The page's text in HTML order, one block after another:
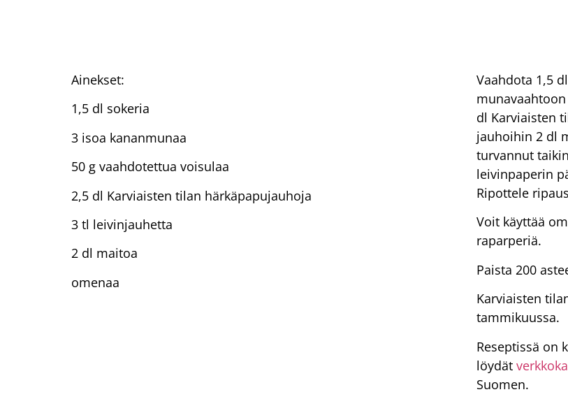
Ainekset:
1,5 dl sokeria
3 isoa kananmunaa
50 g vaahdotettua voisulaa
2,5 dl Karviaisten tilan härkäpapujauhoja
3 tl leivinjauhetta
2 dl maitoa
omenaa
Vaahdota 1,5
dl Karviaisten
jauhoihin 2 dl
turvannut
leivinpaperin
Ripottele
Voit käyttää
raparperiä.
Paista 200
Karviaisten
tammikuussa.
Reseptissä on
löydät
Suomen.